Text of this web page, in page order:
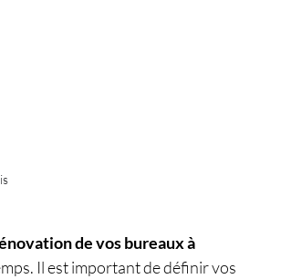
de vos bureaux à
Il est important de définir vos